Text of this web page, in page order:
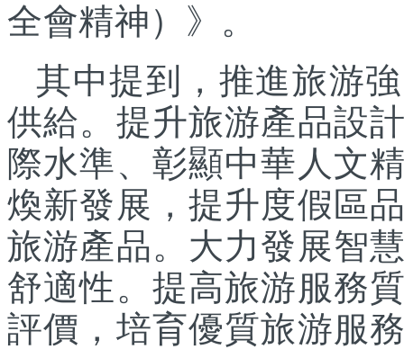
全會精神）》。
其中提到，推進旅游
供給。提升旅游產品設
際水準、彰顯中華人文
煥新發展，提升度假區
旅游產品。大力發展智
舒適性。提高旅游服務
評價，培育優質旅游服